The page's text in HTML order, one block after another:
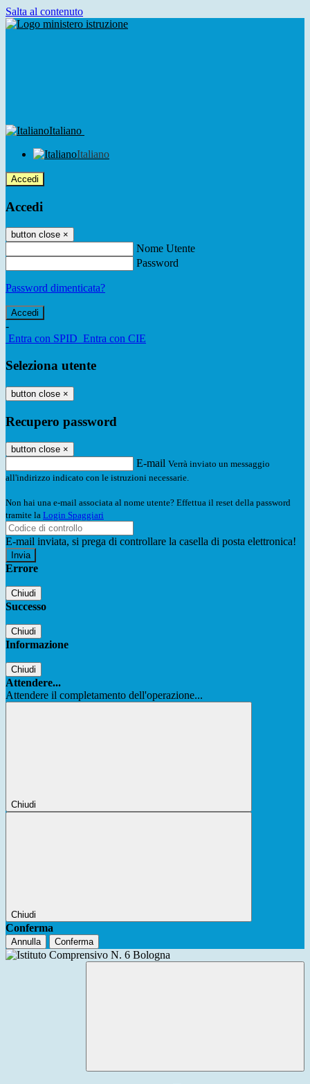
Salta al contenuto
Italiano
Italiano
Accedi
Accedi
button close ×
Nome Utente
Password
Password dimenticata?
-
Entra con SPID Entra con CIE
Seleziona utente
button close ×
Recupero password
button close ×
E-mail Verrà inviato un messaggio
all'indirizzo indicato con le istruzioni necessarie.
Non hai una e-mail associata al nome utente? Effettua il reset della password
tramite la Login Spaggiari
E-mail inviata, si prega di controllare la casella di posta elettronica!
Errore
Chiudi
Successo
Chiudi
Informazione
Chiudi
Attendere...
Attendere il completamento dell'operazione...
Chiudi
Chiudi
Conferma
Annulla Conferma